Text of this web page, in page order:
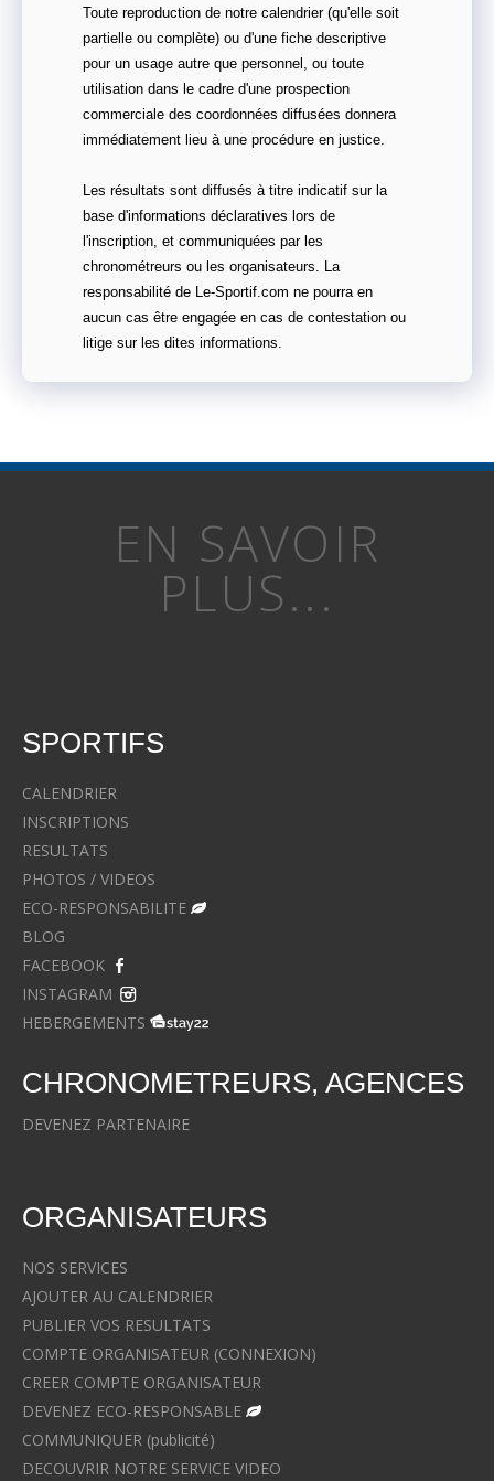
Toute reproduction de notre calendrier (qu'elle soit
partielle ou complète) ou d'une fiche descriptive
pour un usage autre que personnel, ou toute
utilisation dans le cadre d'une prospection
commerciale des coordonnées diffusées donnera
immédiatement lieu à une procédure en justice.
Les résultats sont diffusés à titre indicatif sur la
base d'informations déclaratives lors de
l'inscription, et communiquées par les
chronométreurs ou les organisateurs. La
responsabilité de Le-Sportif.com ne pourra en
aucun cas être engagée en cas de contestation ou
litige sur les dites informations.
EN SAVOIR
PLUS...
SPORTIFS
CALENDRIER
INSCRIPTIONS
RESULTATS
PHOTOS / VIDEOS
ECO-RESPONSABILITE
BLOG
FACEBOOK
INSTAGRAM
HEBERGEMENTS
CHRONOMETREURS, AGENCES
DEVENEZ PARTENAIRE
ORGANISATEURS
NOS SERVICES
AJOUTER AU CALENDRIER
PUBLIER VOS RESULTATS
COMPTE ORGANISATEUR (CONNEXION)
CREER COMPTE ORGANISATEUR
DEVENEZ ECO-RESPONSABLE
COMMUNIQUER (publicité)
DECOUVRIR NOTRE SERVICE VIDEO